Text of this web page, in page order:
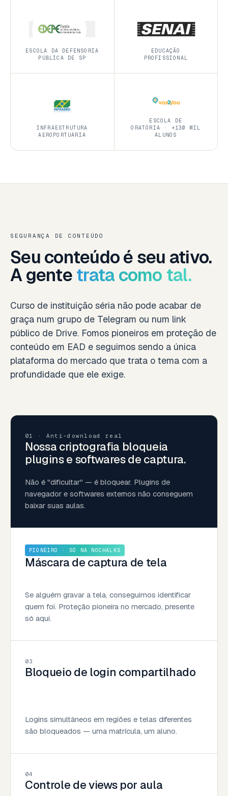
ESCOLA DA DEFENSORIA
PÚBLICA DE SP
EDUCAÇÃO
PROFISSIONAL
INFRAESTRUTURA
AEROPORTUÁRIA
ESCOLA DE
ORATÓRIA · +130 MIL
ALUNOS
SEGURANÇA DE CONTEÚDO
Seu conteúdo é seu ativo.
A gente trata como tal.
Curso de instituição séria não pode acabar de
graça num grupo de Telegram ou num link
público de Drive. Fomos pioneiros em proteção de
conteúdo em EAD e seguimos sendo a única
plataforma do mercado que trata o tema com a
profundidade que ele exige.
01 · Anti-download real
Nossa criptografia bloqueia
plugins e softwares de captura.
Não é "dificultar" — é bloquear. Plugins de
navegador e softwares externos não conseguem
baixar suas aulas.
PIONEIRO · SÓ NA NOCHALKS
Máscara de captura de tela
Se alguém gravar a tela, conseguimos identificar
quem foi. Proteção pioneira no mercado, presente
só aqui.
03
Bloqueio de login compartilhado
Logins simultâneos em regiões e telas diferentes
são bloqueados — uma matrícula, um aluno.
04
Controle de views por aula